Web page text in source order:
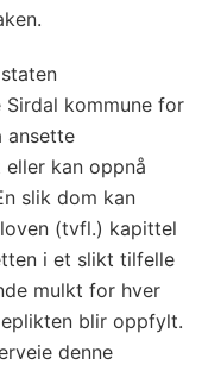
kommune for
ansette
kan oppnå
slik dom kan
(tvfl.) kapittel
i et slikt tilfelle
mulkt for hver
blir oppfylt.
denne